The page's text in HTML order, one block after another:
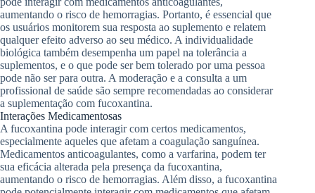
aumentando o risco de hemorragias. Portanto, é essencial que
os usuários monitorem sua resposta ao suplemento e relatem
qualquer efeito adverso ao seu médico. A individualidade
biológica também desempenha um papel na tolerância a
suplementos, e o que pode ser bem tolerado por uma pessoa
pode não ser para outra. A moderação e a consulta a um
profissional de saúde são sempre recomendadas ao considerar
a suplementação com fucoxantina.
Interações Medicamentosas
A fucoxantina pode interagir com certos medicamentos,
especialmente aqueles que afetam a coagulação sanguínea.
Medicamentos anticoagulantes, como a varfarina, podem ter
sua eficácia alterada pela presença da fucoxantina,
aumentando o risco de hemorragias. Além disso, a fucoxantina